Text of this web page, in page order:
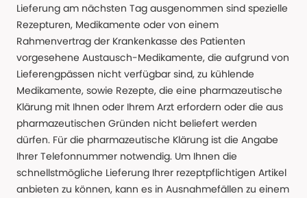
Lieferung am nächsten Tag ausgenommen sind spezielle
Rezepturen, Medikamente oder von einem
Rahmenvertrag der Krankenkasse des Patienten
vorgesehene Austausch-Medikamente, die aufgrund von
Lieferengpässen nicht verfügbar sind, zu kühlende
Medikamente, sowie Rezepte, die eine pharmazeutische
Klärung mit Ihnen oder Ihrem Arzt erfordern oder die aus
pharmazeutischen Gründen nicht beliefert werden
dürfen. Für die pharmazeutische Klärung ist die Angabe
Ihrer Telefonnummer notwendig. Um Ihnen die
schnellstmögliche Lieferung Ihrer rezeptpflichtigen Artikel
anbieten zu können, kann es in Ausnahmefällen zu einem